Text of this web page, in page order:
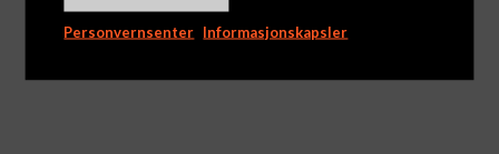
Logg inn for å se priser
Egg 12,5g
Personvernsenter Informasjonskapsler